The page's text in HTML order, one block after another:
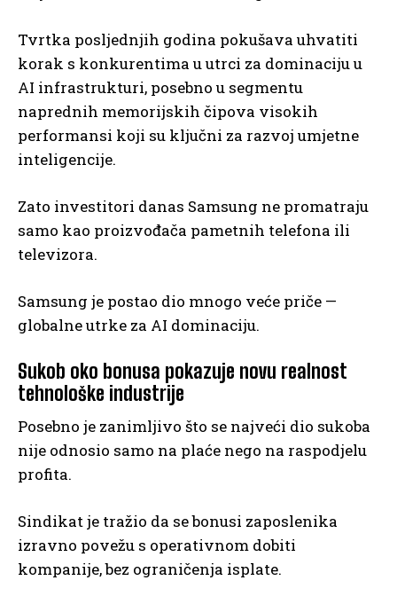
Tvrtka posljednjih godina pokušava uhvatiti
korak s konkurentima u utrci za dominaciju u
AI infrastrukturi, posebno u segmentu
naprednih memorijskih čipova visokih
performansi koji su ključni za razvoj umjetne
inteligencije.
Zato investitori danas Samsung ne promatraju
samo kao proizvođača pametnih telefona ili
televizora.
Samsung je postao dio mnogo veće priče —
globalne utrke za AI dominaciju.
Sukob oko bonusa pokazuje novu realnost
tehnološke industrije
Posebno je zanimljivo što se najveći dio sukoba
nije odnosio samo na plaće nego na raspodjelu
profita.
Sindikat je tražio da se bonusi zaposlenika
izravno povežu s operativnom dobiti
kompanije, bez ograničenja isplate.